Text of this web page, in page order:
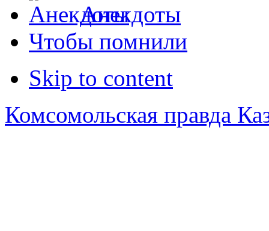
Анекдоты
Чтобы помнили
Skip to content
Комсомольская правда